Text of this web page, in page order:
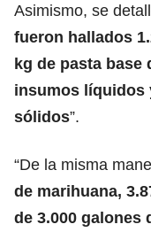
Asimismo, se
fueron hallados
kg de pasta base
insumos líquidos
sólidos”.
“De la misma
de marihuana,
de 3.000 galones